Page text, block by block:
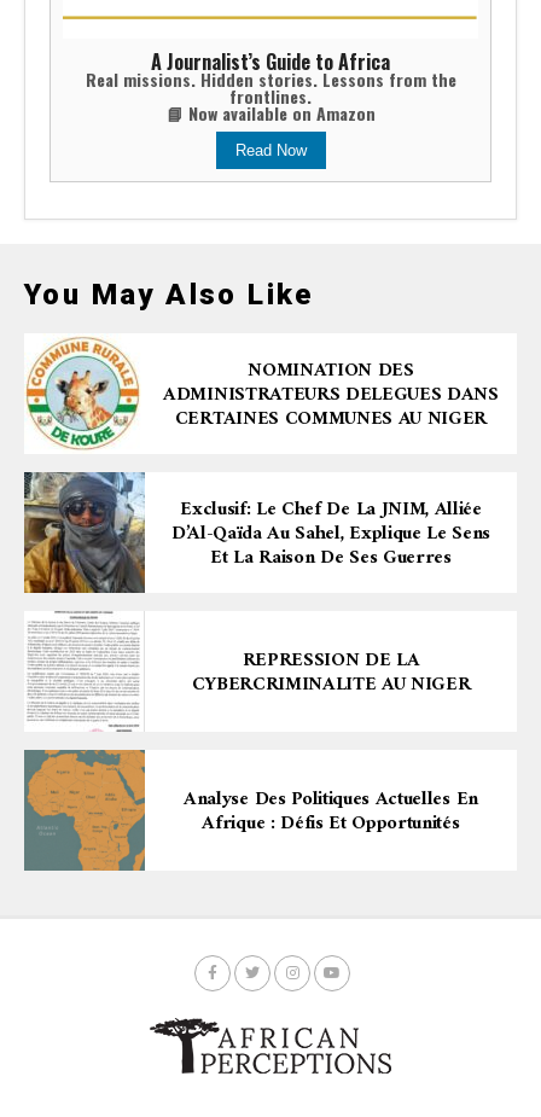
A Journalist’s Guide to Africa
Real missions. Hidden stories. Lessons from the
frontlines.
📘 Now available on Amazon
Read Now
You May Also Like
NOMINATION DES
ADMINISTRATEURS DELEGUES DANS
CERTAINES COMMUNES AU NIGER
Exclusif: Le Chef De La JNIM, Alliée
D’Al-Qaïda Au Sahel, Explique Le Sens
Et La Raison De Ses Guerres
REPRESSION DE LA
CYBERCRIMINALITE AU NIGER
Analyse Des Politiques Actuelles En
Afrique : Défis Et Opportunités